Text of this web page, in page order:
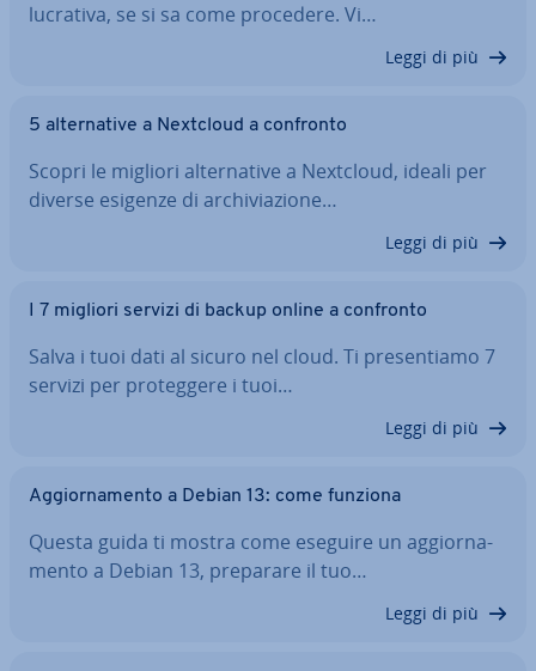
lucrativa, se si sa come procedere. Vi…
Leggi di più
5 al­ter­na­ti­ve a Nextcloud a confronto
Scopri le migliori al­ter­na­ti­ve a Nextcloud, ideali per
diverse esigenze di ar­chi­via­zio­ne…
Leggi di più
I 7 migliori servizi di backup online a confronto
Salva i tuoi dati al sicuro nel cloud. Ti pre­sen­tia­mo 7
servizi per pro­teg­ge­re i tuoi…
Leggi di più
Ag­gior­na­men­to a Debian 13: come funziona
Questa guida ti mostra come eseguire un ag­gior­na­
men­to a Debian 13, preparare il tuo…
Leggi di più